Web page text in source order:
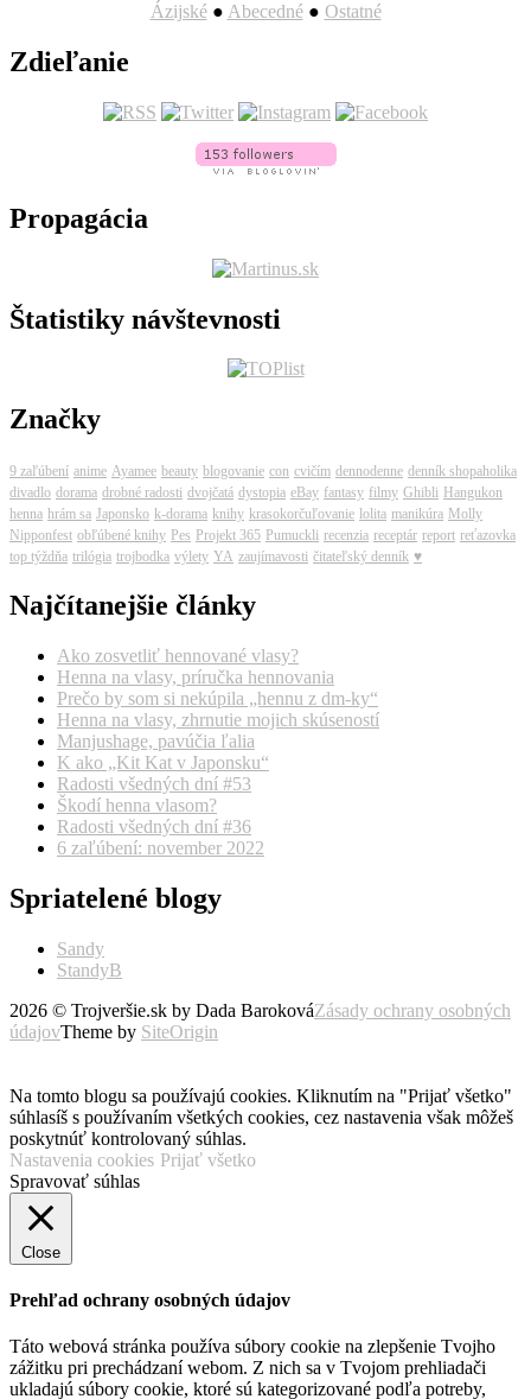
Ázijské● Abecedné● Ostatné
Zdieľanie
Propagácia
Štatistiky návštevnosti
Značky
9 zaľúbení anime Ayamee beauty blogovanie con cvičím dennodenne denník shopaholika
divadlo dorama drobné radosti dvojčatá dystopia eBay fantasy filmy Ghibli Hangukon
henna hrám sa Japonsko k-dorama knihy krasokorčuľovanie lolita manikúra Molly
Nipponfest obľúbené knihy Pes Projekt 365 Pumuckli recenzia receptár report reťazovka
top týždňa trilógia trojbodka výlety YA zaujímavosti čitateľský denník ♥
Najčítanejšie články
Ako zosvetliť hennované vlasy?
Henna na vlasy, príručka hennovania
Prečo by som si nekúpila „hennu z dm-ky“
Henna na vlasy, zhrnutie mojich skúseností
Manjushage, pavúčia ľalia
K ako „Kit Kat v Japonsku“
Radosti všedných dní #53
Škodí henna vlasom?
Radosti všedných dní #36
6 zaľúbení: november 2022
Spriatelené blogy
Sandy
StandyB
2026 © Trojveršie.sk by Dada BarokováZásady ochrany osobných
údajovTheme by SiteOrigin
Na tomto blogu sa používajú cookies. Kliknutím na "Prijať všetko"
súhlasíš s používaním všetkých cookies, cez nastavenia však môžeš
poskytnúť kontrolovaný súhlas.
Nastavenia cookies Prijať všetko
Spravovať súhlas
Close
Prehľad ochrany osobných údajov
Táto webová stránka používa súbory cookie na zlepšenie Tvojho
zážitku pri prechádzaní webom. Z nich sa v Tvojom prehliadači
ukladajú súbory cookie, ktoré sú kategorizované podľa potreby,